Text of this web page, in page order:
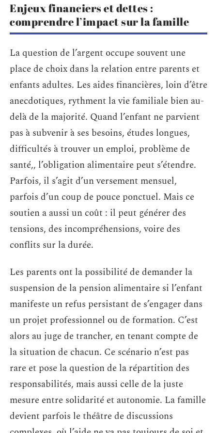
Enjeux financiers et dettes :
comprendre l’impact sur la famille
La question de l’argent occupe souvent une
place de choix dans la relation entre parents et
enfants adultes. Les aides financières, loin d’être
anecdotiques, rythment la vie familiale bien au-
delà de la majorité. Quand l’enfant ne parvient
pas à subvenir à ses besoins, études longues,
difficultés à trouver un emploi, problème de
santé,, l’obligation alimentaire peut s’étendre.
Parfois, il s’agit d’un versement mensuel,
parfois d’un coup de pouce ponctuel. Mais ce
soutien a aussi un coût : il peut générer des
tensions, des incompréhensions, voire des
conflits sur la durée.
Les parents ont la possibilité de demander la
suspension de la pension alimentaire si l’enfant
manifeste un refus persistant de s’engager dans
un projet professionnel ou de formation. C’est
alors au juge de trancher, en tenant compte de
la situation de chacun. Ce scénario n’est pas
rare et pose la question de la répartition des
responsabilités, mais aussi celle de la juste
mesure entre solidarité et autonomie. La famille
devient parfois le théâtre de discussions